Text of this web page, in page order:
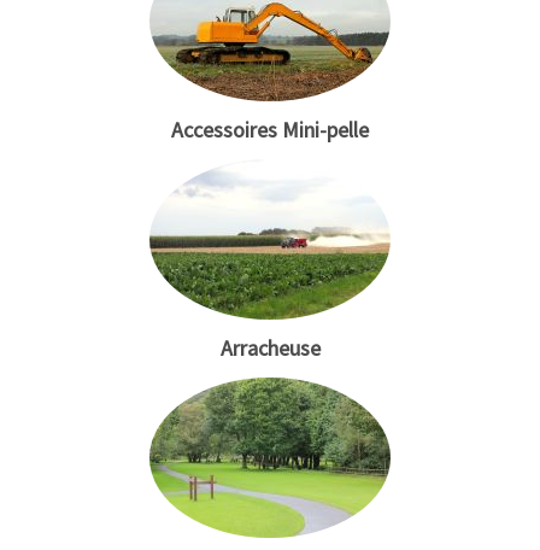
Accessoires Mini-pelle
Arracheuse